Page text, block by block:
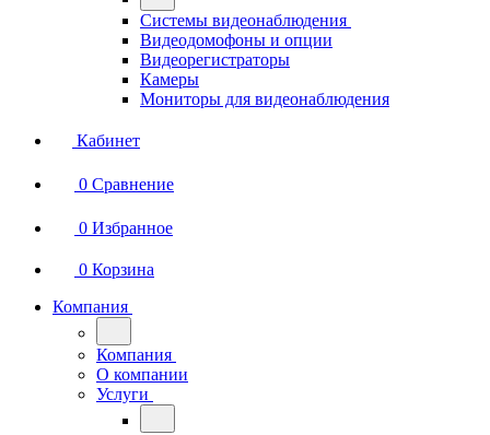
Системы видеонаблюдения
Видеодомофоны и опции
Видеорегистраторы
Камеры
Мониторы для видеонаблюдения
Кабинет
0 Сравнение
0 Избранное
0 Корзина
Компания
Компания
О компании
Услуги